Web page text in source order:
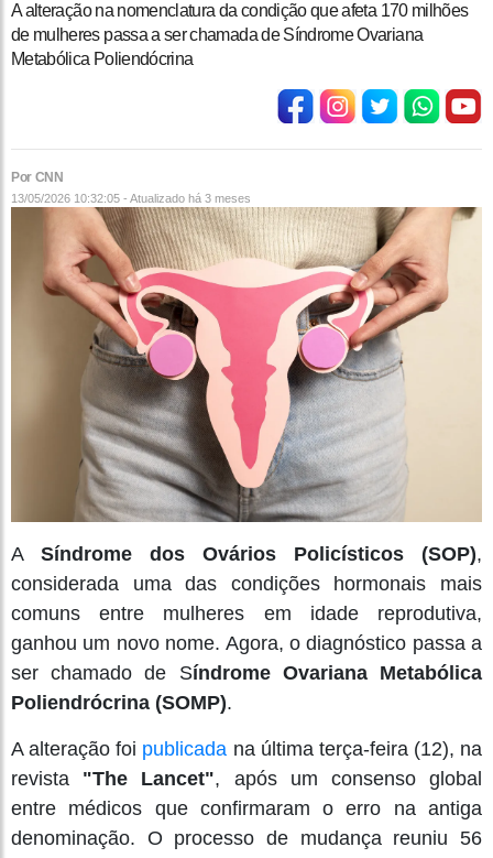
A alteração na nomenclatura da condição que afeta 170 milhões
de mulheres passa a ser chamada de Síndrome Ovariana
Metabólica Poliendócrina
Por CNN
13/05/2026 10:32:05 - Atualizado há 3 meses
A Síndrome dos Ovários Policísticos (SOP),
considerada uma das condições hormonais mais
comuns entre mulheres em idade reprodutiva,
ganhou um novo nome. Agora, o diagnóstico passa a
ser chamado de Síndrome Ovariana Metabólica
Poliendrócrina (SOMP).
A alteração foi publicada na última terça-feira (12), na
revista "The Lancet", após um consenso global
entre médicos que confirmaram o erro na antiga
denominação. O processo de mudança reuniu 56